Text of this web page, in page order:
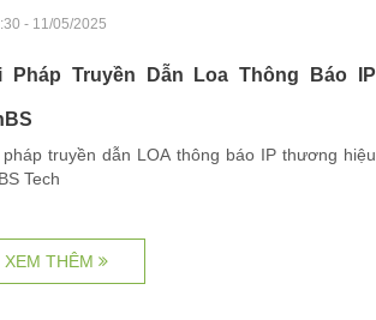
- 11/05/2025
Pháp Truyền Dẫn Loa Thông Báo IP
pháp truyền dẫn LOA thông báo IP thương hiệu
Tech
XEM THÊM